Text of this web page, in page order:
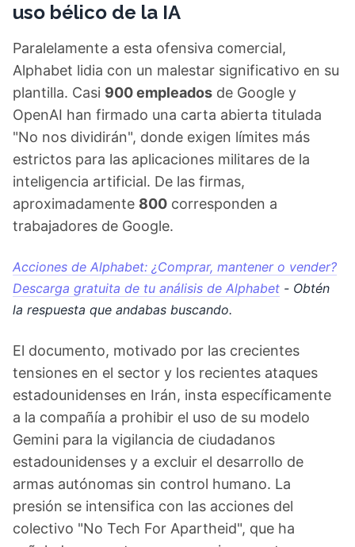
uso bélico de la IA
Paralelamente a esta ofensiva comercial,
Alphabet lidia con un malestar significativo en su
plantilla. Casi 900 empleados de Google y
OpenAI han firmado una carta abierta titulada
"No nos dividirán", donde exigen límites más
estrictos para las aplicaciones militares de la
inteligencia artificial. De las firmas,
aproximadamente 800 corresponden a
trabajadores de Google.
Acciones de Alphabet: ¿Comprar, mantener o vender?
Descarga gratuita de tu análisis de Alphabet - Obtén
la respuesta que andabas buscando.
El documento, motivado por las crecientes
tensiones en el sector y los recientes ataques
estadounidenses en Irán, insta específicamente
a la compañía a prohibir el uso de su modelo
Gemini para la vigilancia de ciudadanos
estadounidenses y a excluir el desarrollo de
armas autónomas sin control humano. La
presión se intensifica con las acciones del
colectivo "No Tech For Apartheid", que ha